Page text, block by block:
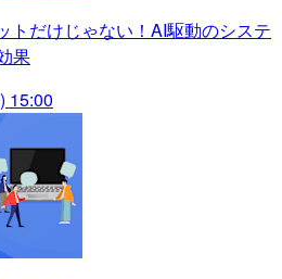
トだけじゃない！AI駆動のシステ
果
15:00